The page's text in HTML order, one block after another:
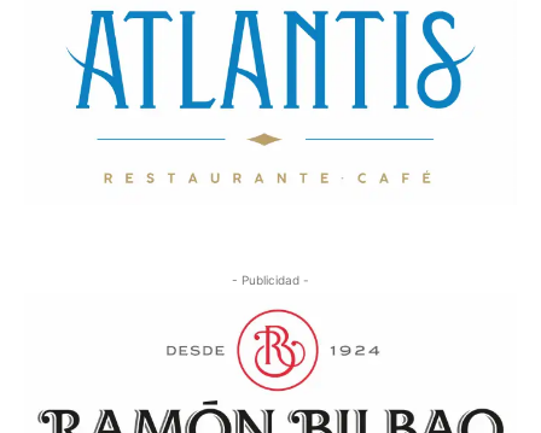
- Publicidad -